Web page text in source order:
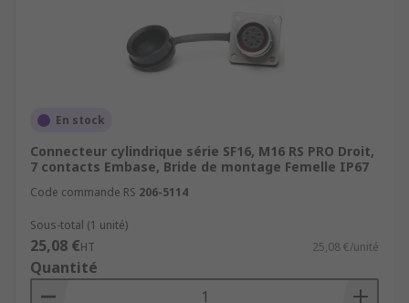
En stock
Connecteur cylindrique série SF16, M16 RS PRO Droit,
7 contacts Embase, Bride de montage Femelle IP67
Code commande RS 206-5114
Sous-total (1 unité)
25,08 €HT 25,08 €/unité
Quantité